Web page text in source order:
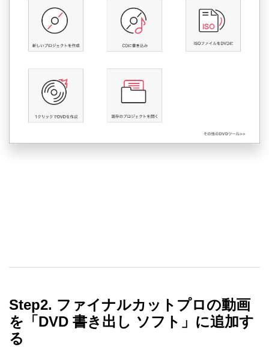
Step2. ファイナルカットプロの動画
を「DVD 書き出し ソフト」に追加す
る